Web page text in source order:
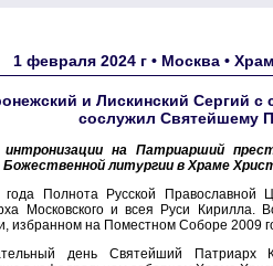
1 февраля 2024 г • Москва •
и Лискинский Сергий с
сослужил Святейшему
на Патриарший
Божественной литургии в Храме
Полнота Русской Православной
Московского и всея Руси Кирилла.
избранном на Поместном Соборе 2009
день Святейший Патриарх